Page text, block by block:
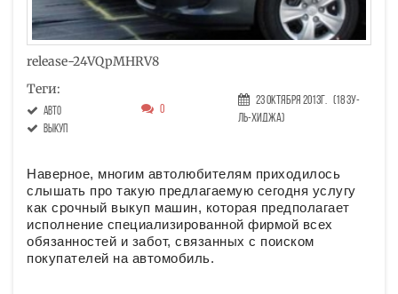
release-24VQpMHRV8
Теги:
авто
выкуп
0
23 Октября 2013г. (18 Зу-
ль-хиджа)
Наверное, многим автолюбителям приходилось
слышать про такую предлагаемую сегодня услугу
как срочный выкуп машин, которая предполагает
исполнение специализированной фирмой всех
обязанностей и забот, связанных с поиском
покупателей на автомобиль.